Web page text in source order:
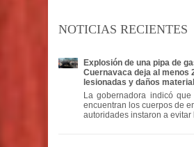
NOTICIAS RECIENTES
Explosión de una pipa de
Cuernavaca deja al menos
lesionadas y daños
La gobernadora indicó
encuentran los cuerpos de
autoridades instaron a evitar